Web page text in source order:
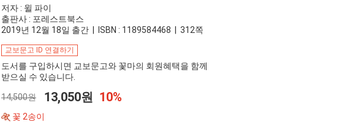
저자 : 윌 파이
출판사 : 포레스트북스
2019년 12월 18일 출간 | ISBN : 1189584468 | 312쪽
교보문고 ID 연결하기
도서를 구입하시면 교보문고와 꽃마의 회원혜택을 함께
받으실 수 있습니다.
14,500원 13,050원 10%
꽃 2송이